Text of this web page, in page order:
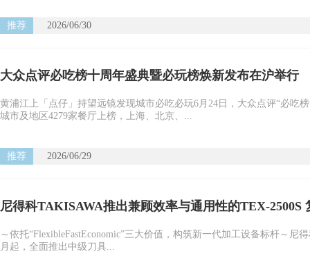
推荐 2026/06/30
大众点评必吃榜十周年盛典暨必玩榜焕新发布在沪举行
黄浦江上「点仔」持望远镜发现城市必吃必玩6月24日，大众点评“必吃
城市及地区4279家餐厅上榜，上海、北京、...
推荐 2026/06/29
尼得科TAKISAWA推出兼顾效率与通用性的TEX-2500S
～依托“FlexibleFastEconomic”三大价值，构筑新一代加工设备标杆～
月起，全面推出中级刀具...